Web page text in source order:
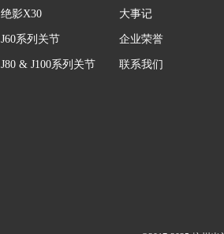
绝影X30
J60系列关节
J80 & J100系列关节
大事记
企业荣誉
联系我们